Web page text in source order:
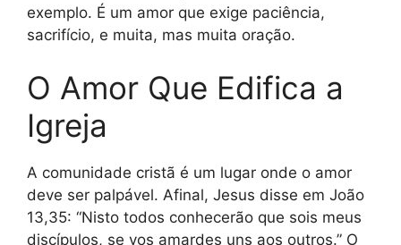
exemplo. É um amor que exige paciência,
sacrifício, e muita, mas muita oração.
O Amor Que Edifica a
Igreja
A comunidade cristã é um lugar onde o amor
deve ser palpável. Afinal, Jesus disse em João
13,35: “Nisto todos conhecerão que sois meus
discípulos, se vos amardes uns aos outros.” O